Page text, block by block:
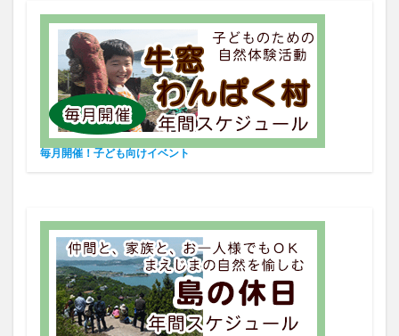
毎月開催！子ども向けイベント